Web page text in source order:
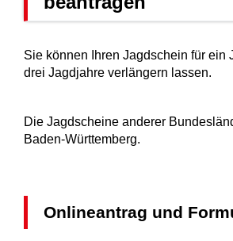
Sie können Ihren Jagdschein für ein
drei Jagdjahre verlängern lassen.
Die Jagdscheine anderer
Baden-Württemberg.
Onlineantrag und